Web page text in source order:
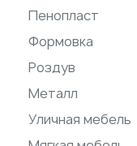
Пенопласт
Формовка
Роздув
Металл
Уличная мебель